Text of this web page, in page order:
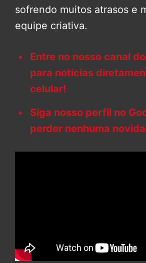
sofrendo muitos atrasos e
equipe criativa.
Entre no nosso canal
para notícias
celular!
Siga nosso perfil no
perder nenhuma